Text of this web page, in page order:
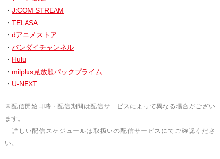
・ J:COM STREAM
・ TELASA
・ dアニメストア
・ バンダイチャンネル
・ Hulu
・ milplus見放題パックプライム
・ U-NEXT
※配信開始日時・配信期間は配信サービスによって異なる場合がござい
ます。
詳しい配信スケジュールは取扱いの配信サービスにてご確認くださ
い。